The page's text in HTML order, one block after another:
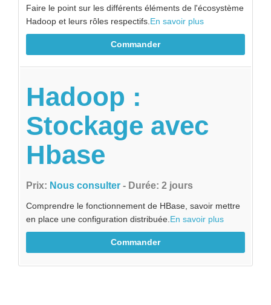
Faire le point sur les différents éléments de l'écosystème
Hadoop et leurs rôles respectifs. En savoir plus
Commander
Hadoop :
Stockage avec
Hbase
Prix: Nous consulter - Durée: 2 jours
Comprendre le fonctionnement de HBase, savoir mettre
en place une configuration distribuée. En savoir plus
Commander